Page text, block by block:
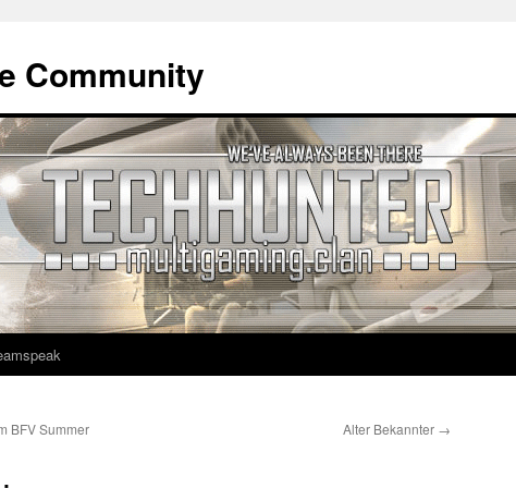
Community
BFV Summer
Alter Bekannter →